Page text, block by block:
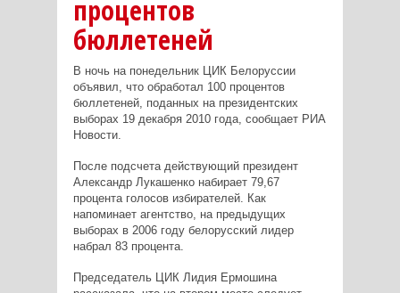
процентов
бюллетеней
В ночь на понедельник ЦИК Белоруссии
объявил, что обработал 100 процентов
бюллетеней, поданных на президентских
выборах 19 декабря 2010 года, сообщает РИА
Новости.
После подсчета действующий президент
Александр Лукашенко набирает 79,67
процента голосов избирателей. Как
напоминает агентство, на предыдущих
выборах в 2006 году белорусский лидер
набрал 83 процента.
Председатель ЦИК Лидия Ермошина